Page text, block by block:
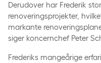
Derudover har Frederik
renoveringsprojekter,
markante
siger koncernchef Peter
Frederiks mangeårige